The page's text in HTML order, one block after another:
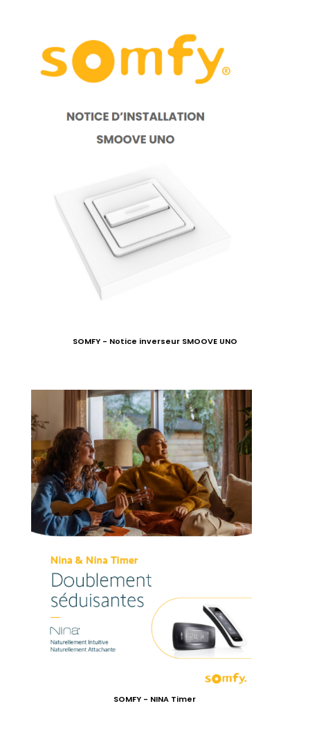
SOMFY - Notice inverseur SMOOVE UNO
SOMFY - NINA Timer